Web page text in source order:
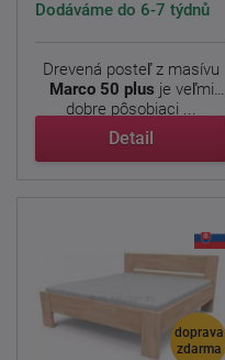
Dodáváme do 6-7 týdnů
Drevená posteľ z masívu
Marco 50 plus je veľmi
dobre pôsobiaci ...
Detail
doprava
zdarma